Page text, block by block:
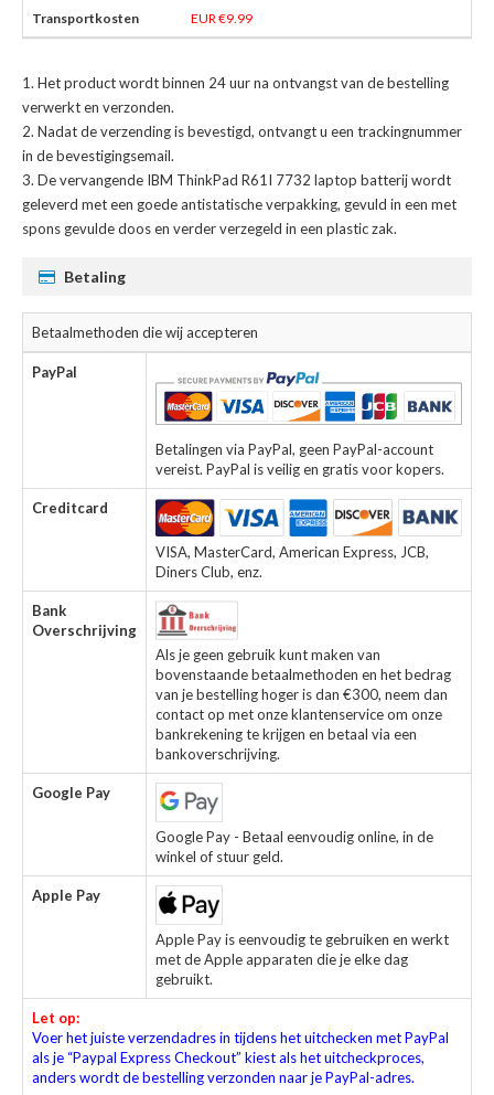
EUR €9.99
Het product wordt binnen 24 uur na ontvangst van de bestelling
verwerkt en verzonden.
Nadat de verzending is bevestigd, ontvangt u een trackingnummer
in de bevestigingsemail.
Devervangende IBM ThinkPad R61I 7732 laptop batterijwordt
geleverd met een goede antistatische verpakking, gevuld in een met
spons gevulde doos en verder verzegeld in een plastic zak.
Betaling
Betaalmethoden die wij accepteren
PayPal
Betalingen via PayPal, geen PayPal-account
vereist. PayPal is veilig en gratis voor kopers.
Creditcard
VISA, MasterCard, American Express, JCB,
Diners Club, enz.
Bank
Overschrijving
Als je geen gebruik kunt maken van
bovenstaande betaalmethoden en het bedrag
van je bestelling hoger is dan €300, neem dan
contact op met onze klantenservice om onze
bankrekening te krijgen en betaal via een
bankoverschrijving.
Google Pay
Google Pay - Betaal eenvoudig online, in de
winkel of stuur geld.
Apple Pay
Apple Pay is eenvoudig te gebruiken en werkt
met de Apple apparaten die je elke dag
gebruikt.
Let op:
Voer het juiste verzendadres in tijdens het uitchecken met PayPal
als je “Paypal Express Checkout” kiest als het uitcheckproces,
anders wordt de bestelling verzonden naar je PayPal-adres.